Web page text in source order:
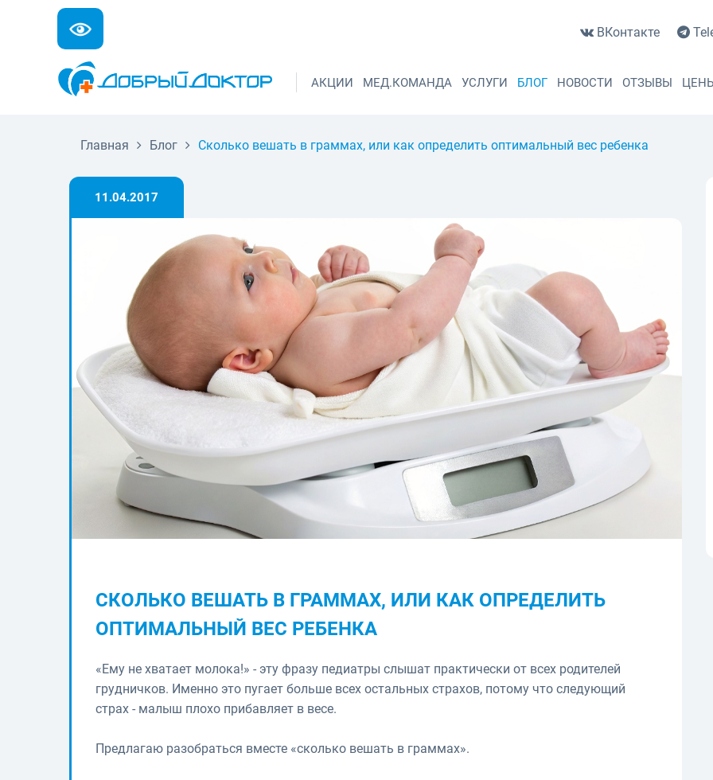
ВКонтакте
АКЦИИ МЕД.КОМАНДА УСЛУГИ БЛОГ НОВОСТИ ОТЗЫВЫ
Главная Блог Сколько вешать в граммах, или как определить оптимальный вес ребенка
11.04.2017
СКОЛЬКО ВЕШАТЬ В ГРАММАХ, ИЛИ КАК ОПРЕДЕЛИТЬ
ОПТИМАЛЬНЫЙ ВЕС РЕБЕНКА
«Ему не хватает молока!» - эту фразу педиатры слышат практически от всех родителей
грудничков. Именно это пугает больше всех остальных страхов, потому что следующий
страх - малыш плохо прибавляет в весе.
Предлагаю разобраться вместе «сколько вешать в граммах».